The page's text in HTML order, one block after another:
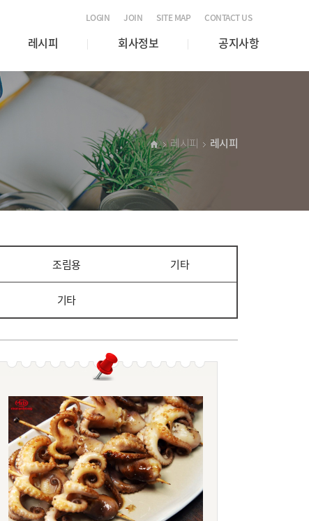
LOGIN JOIN SITE MAP CONTACT US
레시피 회사정보 공지사항
레시피 레시피
조림용 기타
기타